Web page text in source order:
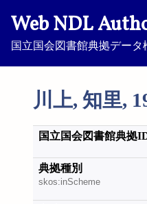
Web NDL
国立国会図書館典拠データ
川上, 知里,
国立国会図書館典拠
典拠種別
skos:inScheme